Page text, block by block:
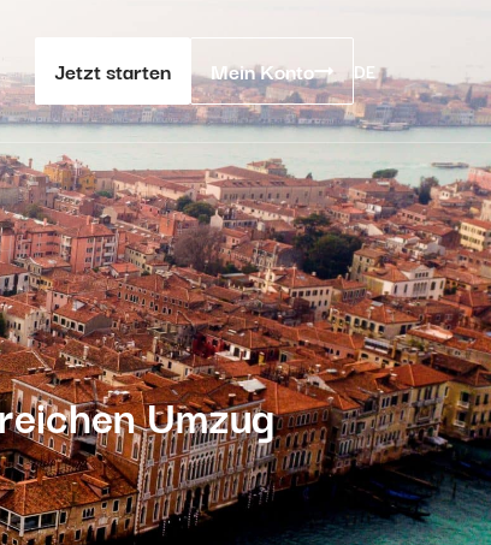
Jetzt starten Mein Konto DE
Umzug